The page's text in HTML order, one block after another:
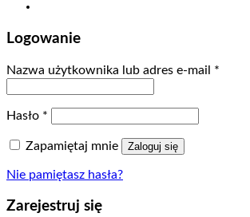
Logowanie
Nazwa użytkownika lub adres e-mail *
Hasło *
Zapamiętaj mnie Zaloguj się
Nie pamiętasz hasła?
Zarejestruj się